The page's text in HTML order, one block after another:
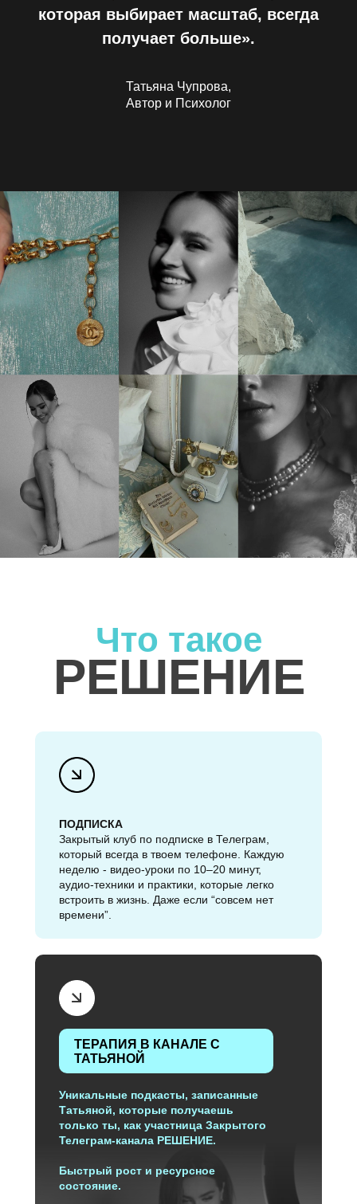
которая выбирает масштаб, всегда
получает больше».
Татьяна Чупрова,
Автор и Психолог
Что такое
РЕШЕНИЕ
ПОДПИСКА
Закрытый клуб по подписке в Телеграм,
который всегда в твоем телефоне. Каждую
неделю - видео-уроки по 10–20 минут,
аудио-техники и практики, которые легко
встроить в жизнь. Даже если “совсем нет
времени”.
Уникальные подкасты, записанные
Татьяной, которые получаешь
только ты, как участница Закрытого
Телеграм-канала РЕШЕНИЕ.
Быстрый рост и ресурсное
состояние.
ТЕРАПИЯ В КАНАЛЕ С
ТАТЬЯНОЙ